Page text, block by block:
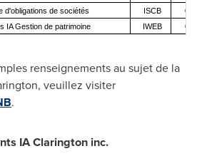
d'obligations de sociétés
ISCB
IA Gestion de patrimoine
IWEB
renseignements au sujet de la
, veuillez visiter
.
IAClarington inc.